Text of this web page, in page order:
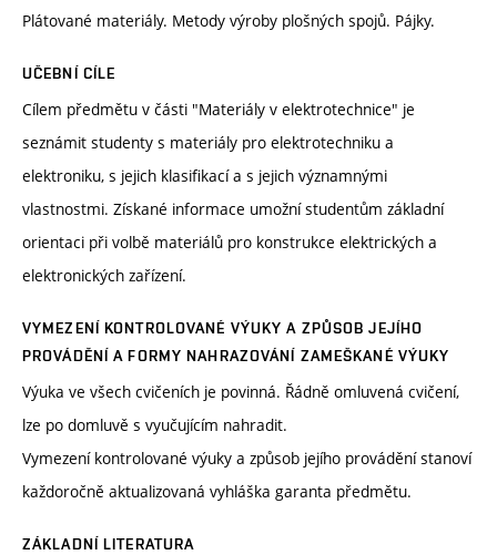
Plátované materiály. Metody výroby plošných spojů. Pájky.
UČEBNÍ CÍLE
Cílem předmětu v části "Materiály v elektrotechnice" je
seznámit studenty s materiály pro elektrotechniku a
elektroniku, s jejich klasifikací a s jejich významnými
vlastnostmi. Získané informace umožní studentům základní
orientaci při volbě materiálů pro konstrukce elektrických a
elektronických zařízení.
VYMEZENÍ KONTROLOVANÉ VÝUKY A ZPŮSOB JEJÍHO
PROVÁDĚNÍ A FORMY NAHRAZOVÁNÍ ZAMEŠKANÉ VÝUKY
Výuka ve všech cvičeních je povinná. Řádně omluvená cvičení,
lze po domluvě s vyučujícím nahradit.
Vymezení kontrolované výuky a způsob jejího provádění stanoví
každoročně aktualizovaná vyhláška garanta předmětu.
ZÁKLADNÍ LITERATURA